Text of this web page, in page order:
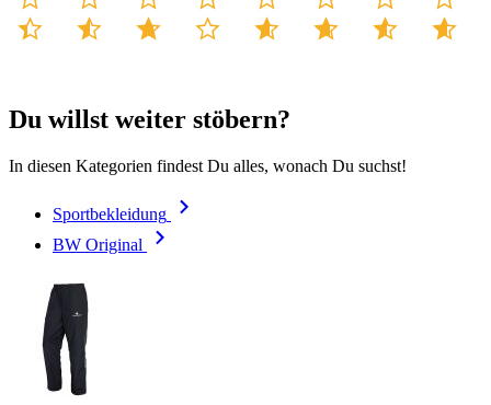
Du willst weiter stöbern?
In diesen Kategorien findest Du alles, wonach Du suchst!
Sportbekleidung
BW Original